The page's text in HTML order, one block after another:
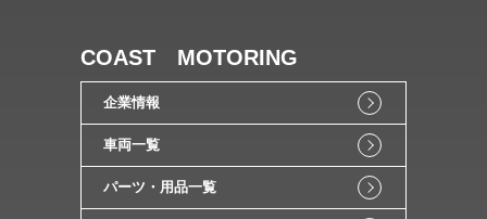
COAST MOTORING
企業情報
車両一覧
パーツ・用品一覧